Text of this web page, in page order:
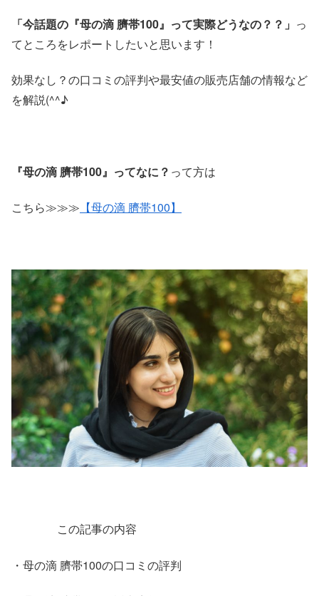
「今話題の『母の滴 臍帯100』って実際どうなの？？」 っ
てところをレポートしたいと思います！
効果なし？の口コミの評判や最安値の販売店舗の情報など
を解説(^^♪
『母の滴 臍帯100』ってなに？ って方は
こちら≫≫≫ 【母の滴 臍帯100】
この記事の内容
・母の滴 臍帯100の口コミの評判